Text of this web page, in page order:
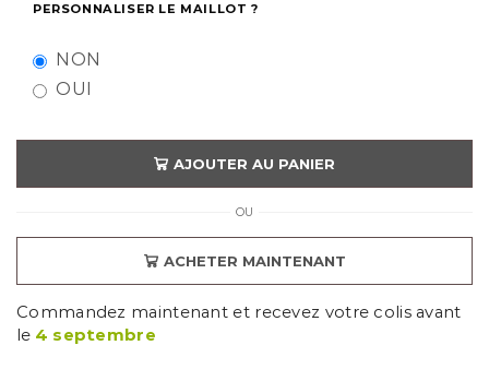
PERSONNALISER LE MAILLOT ?
NON
OUI
AJOUTER AU PANIER
OU
ACHETER MAINTENANT
Commandez maintenant et recevez votre colis avant
le 4 septembre